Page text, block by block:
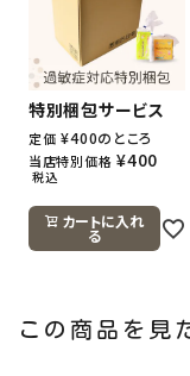
特別梱包サービス
定価 ¥400のところ
当店特別価格 ¥400
税込
カートに入れ
る
この商品を見